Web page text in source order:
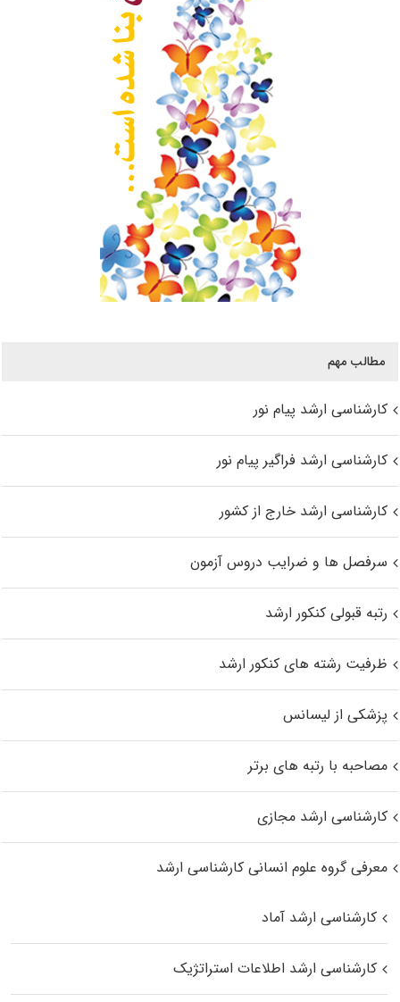
مطالب مهم
کارشناسی ارشد پیام نور
کارشناسی ارشد فراگیر پیام نور
کارشناسی ارشد خارج از کشور
سرفصل ها و ضرایب دروس آزمون
رتبه قبولی کنکور ارشد
ظرفیت رشته های کنکور ارشد
پزشکی از لیسانس
مصاحبه با رتبه های برتر
کارشناسی ارشد مجازی
معرفی گروه علوم انسانی کارشناسی ارشد
کارشناسی ارشد آماد
کارشناسی ارشد اطلاعات استراتژیک